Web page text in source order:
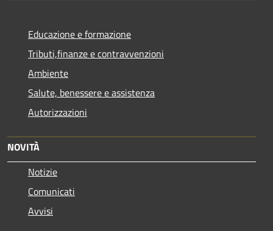
Educazione e formazione
Tributi,finanze e contravvenzioni
Ambiente
Salute, benessere e assistenza
Autorizzazioni
NOVITÀ
Notizie
Comunicati
Avvisi